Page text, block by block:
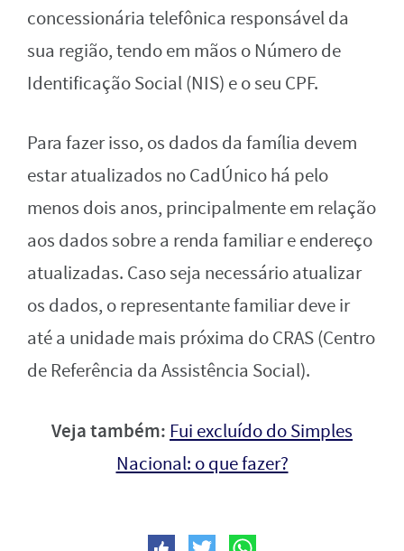
concessionária telefônica responsável da
sua região, tendo em mãos o Número de
Identificação Social (NIS) e o seu CPF.
Para fazer isso, os dados da família devem
estar atualizados no CadÚnico há pelo
menos dois anos, principalmente em relação
aos dados sobre a renda familiar e endereço
atualizadas. Caso seja necessário atualizar
os dados, o representante familiar deve ir
até a unidade mais próxima do CRAS (Centro
de Referência da Assistência Social).
Veja também: Fui excluído do Simples
Nacional: o que fazer?